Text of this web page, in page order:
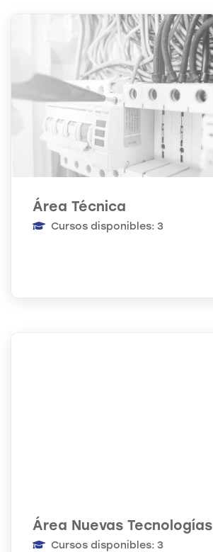
Área Técnica
Cursos disponibles: 3
Área Nuevas Tecnologías
Cursos disponibles: 3